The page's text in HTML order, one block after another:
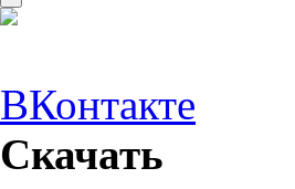
ВКонтакте
Скачать